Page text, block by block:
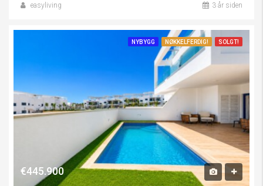
easyliving 3 år siden
NYBYGG NØKKELFERDIG! SOLGT!
€445.900